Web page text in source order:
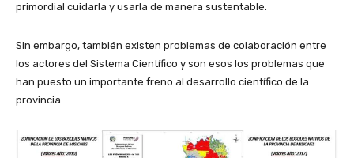
primordial cuidarla y usarla de manera sustentable.
Sin embargo, también existen problemas de colaboración entre
los actores del Sistema Científico y son esos los problemas que
han puesto un importante freno al desarrollo científico de la
provincia.